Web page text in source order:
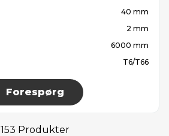
40 mm
2 mm
6000 mm
T6/T66
Forespørg
153 Produkter